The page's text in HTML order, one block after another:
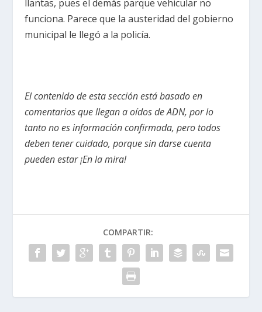
llantas, pues el demás parque vehicular no
funciona. Parece que la austeridad del gobierno
municipal le llegó a la policía.
El contenido de esta sección está basado en
comentarios que llegan a oídos de ADN, por lo
tanto no es información confirmada, pero todos
deben tener cuidado, porque sin darse cuenta
pueden estar ¡En la mira!
COMPARTIR: